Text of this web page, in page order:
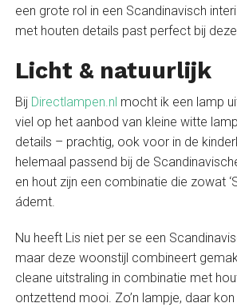
een grote rol in een Scandinavisch
met houten details past perfect bij
Licht & natuurlijk
Bij Directlampen.nl mocht ik een lamp
viel op het aanbod van kleine witte
details – prachtig, ook voor in de
helemaal passend bij de
en hout zijn een combinatie die zowat
ádemt.
Nu heeft Lis niet per se een
maar deze woonstijl combineert
cleane uitstraling in combinatie met
ontzettend mooi. Zo’n lampje, daar